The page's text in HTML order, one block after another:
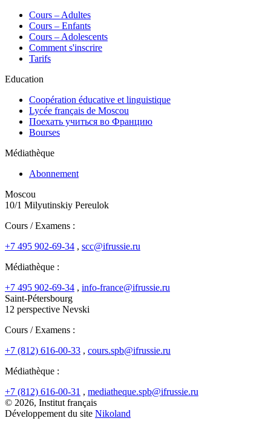
Сours – Adultes
Cours – Enfants
Cours – Adolescents
Comment s'inscrire
Tarifs
Education
Coopération éducative et linguistique
Lycée français de Moscou
Поехать учиться во Францию
Bourses
Médiathèque
Abonnement
Moscou
10/1 Milyutinskiy Pereulok
Cours / Examens :
+7 495 902-69-34 , scc@ifrussie.ru
Médiathèque :
+7 495 902-69-34 , info-france@ifrussie.ru
Saint-Pétersbourg
12 perspective Nevski
Cours / Examens :
+7 (812) 616-00-33 , cours.spb@ifrussie.ru
Médiathèque :
+7 (812) 616-00-31 , mediatheque.spb@ifrussie.ru
© 2026, Institut français
Développement du site Nikoland